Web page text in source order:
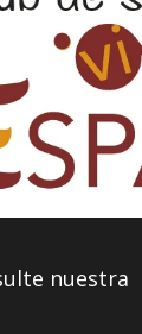
nuestra